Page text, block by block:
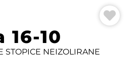
16-10
STOPICE NEIZOLIRANE